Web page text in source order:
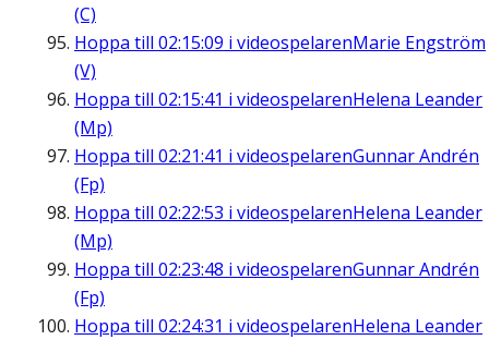
(C)
Hoppa till 02:15:09 i videospelarenMarie Engström
(V)
Hoppa till 02:15:41 i videospelarenHelena Leander
(Mp)
Hoppa till 02:21:41 i videospelarenGunnar Andrén
(Fp)
Hoppa till 02:22:53 i videospelarenHelena Leander
(Mp)
Hoppa till 02:23:48 i videospelarenGunnar Andrén
(Fp)
Hoppa till 02:24:31 i videospelarenHelena Leander